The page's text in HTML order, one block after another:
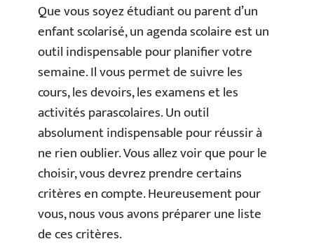
Que vous soyez étudiant ou parent d’un
enfant scolarisé, un agenda scolaire est un
outil indispensable pour planifier votre
semaine. Il vous permet de suivre les
cours, les devoirs, les examens et les
activités parascolaires. Un outil
absolument indispensable pour réussir à
ne rien oublier. Vous allez voir que pour le
choisir, vous devrez prendre certains
critères en compte. Heureusement pour
vous, nous vous avons préparer une liste
de ces critères.